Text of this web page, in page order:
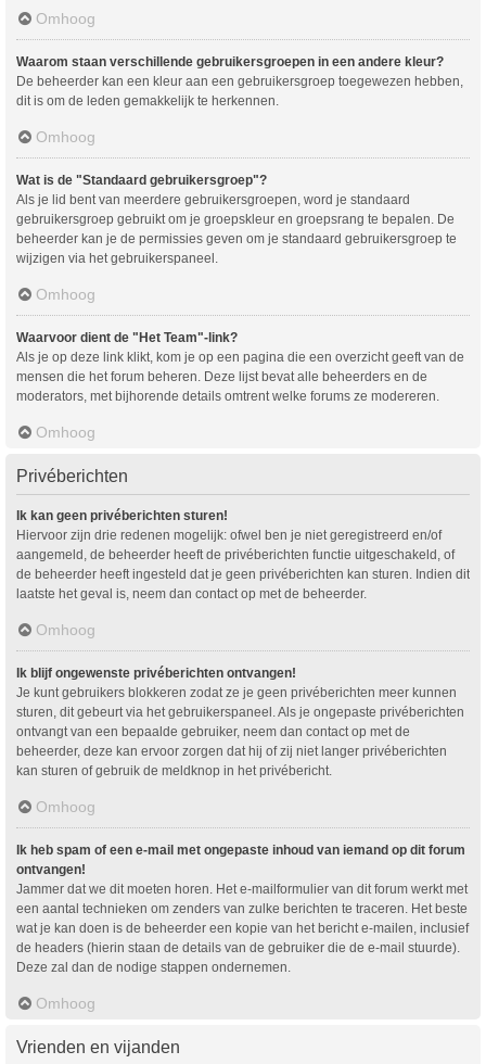
Omhoog
Waarom staan verschillende gebruikersgroepen in een andere kleur?
De beheerder kan een kleur aan een gebruikersgroep toegewezen hebben,
dit is om de leden gemakkelijk te herkennen.
Omhoog
Wat is de "Standaard gebruikersgroep"?
Als je lid bent van meerdere gebruikersgroepen, word je standaard
gebruikersgroep gebruikt om je groepskleur en groepsrang te bepalen. De
beheerder kan je de permissies geven om je standaard gebruikersgroep te
wijzigen via het gebruikerspaneel.
Omhoog
Waarvoor dient de "Het Team"-link?
Als je op deze link klikt, kom je op een pagina die een overzicht geeft van de
mensen die het forum beheren. Deze lijst bevat alle beheerders en de
moderators, met bijhorende details omtrent welke forums ze modereren.
Omhoog
Privéberichten
Ik kan geen privéberichten sturen!
Hiervoor zijn drie redenen mogelijk: ofwel ben je niet geregistreerd en/of
aangemeld, de beheerder heeft de privéberichten functie uitgeschakeld, of
de beheerder heeft ingesteld dat je geen privéberichten kan sturen. Indien dit
laatste het geval is, neem dan contact op met de beheerder.
Omhoog
Ik blijf ongewenste privéberichten ontvangen!
Je kunt gebruikers blokkeren zodat ze je geen privéberichten meer kunnen
sturen, dit gebeurt via het gebruikerspaneel. Als je ongepaste privéberichten
ontvangt van een bepaalde gebruiker, neem dan contact op met de
beheerder, deze kan ervoor zorgen dat hij of zij niet langer privéberichten
kan sturen of gebruik de meldknop in het privébericht.
Omhoog
Ik heb spam of een e-mail met ongepaste inhoud van iemand op dit forum
ontvangen!
Jammer dat we dit moeten horen. Het e-mailformulier van dit forum werkt met
een aantal technieken om zenders van zulke berichten te traceren. Het beste
wat je kan doen is de beheerder een kopie van het bericht e-mailen, inclusief
de headers (hierin staan de details van de gebruiker die de e-mail stuurde).
Deze zal dan de nodige stappen ondernemen.
Omhoog
Vrienden en vijanden